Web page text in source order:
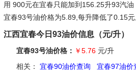
用 900元在宜春只能加到156.25升93汽
宜春93号油价格为5.89,每升降低了0.15元
江西宜春今日93油价信息（元/升）
宜春93号油价格： ￥5.76元/升
相关： 宜春90油价查询 宜春97油价